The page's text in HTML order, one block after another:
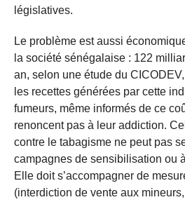
législatives.
Le problème est aussi
la société sénégalaise : 122
an, selon une étude du
les recettes générées par cette
fumeurs, même informés de ce
renoncent pas à leur addiction.
contre le tabagisme ne peut pas
campagnes de sensibilisation ou
Elle doit s’accompagner de
(interdiction de vente aux